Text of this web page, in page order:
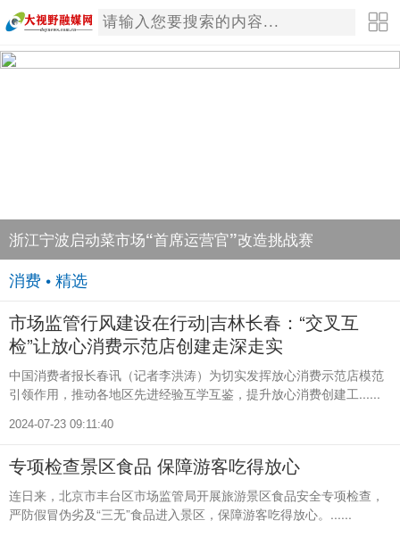
浙江宁波启动菜市场“首席运营官”改造挑战赛
消费 • 精选
市场监管行风建设在行动|吉林长春：“交叉互
检”让放心消费示范店创建走深走实
中国消费者报长春讯（记者李洪涛）为切实发挥放心消费示范店模范
引领作用，推动各地区先进经验互学互鉴，提升放心消费创建工......
2024-07-23 09:11:40
专项检查景区食品 保障游客吃得放心
连日来，北京市丰台区市场监管局开展旅游景区食品安全专项检查，
严防假冒伪劣及“三无”食品进入景区，保障游客吃得放心。......